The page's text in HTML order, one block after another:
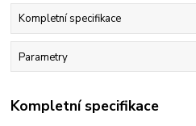
Kompletní specifikace
Parametry
Kompletní specifikace